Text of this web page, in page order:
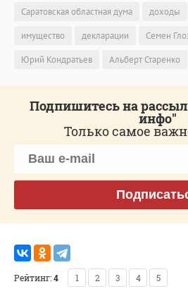
Саратовская областная дума
доходы
имущество
декларации
Семен
Юрий Кондратьев
Альберт Старенко
Подпишитесь на
инфо"
Только самое
Рейтинг:4 1 2 3 4 5